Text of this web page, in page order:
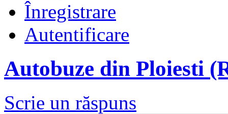
Înregistrare
Autentificare
Autobuze din Ploiesti
Scrie un răspuns